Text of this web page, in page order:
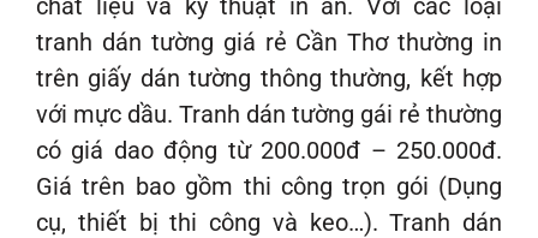
chất liệu và kỹ thuật in ấn. Với các loại
tranh dán tường giá rẻ Cần Thơ thường in
trên giấy dán tường thông thường, kết hợp
với mực dầu. Tranh dán tường gái rẻ thường
có giá dao động từ 200.000đ – 250.000đ.
Giá trên bao gồm thi công trọn gói (Dụng
cụ, thiết bị thi công và keo…). Tranh dán